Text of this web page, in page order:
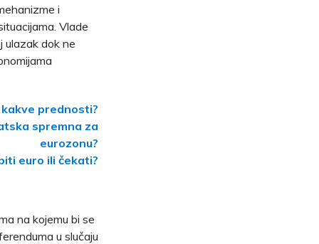
i
Vlade
ulazak dok ne
prednosti?
spremna za
eurozonu?
euro ili čekati?
na kojemu bi se
u slučaju